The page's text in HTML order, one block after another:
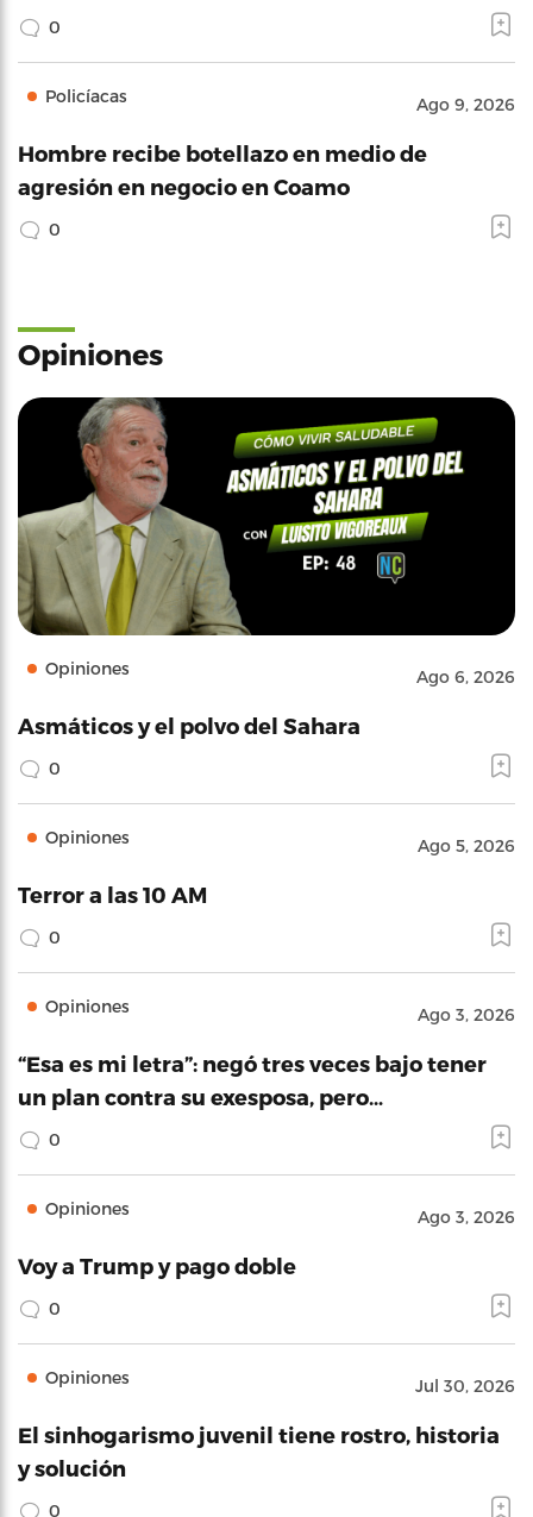
0
Policíacas Ago 9, 2026
Hombre recibe botellazo en medio de
agresión en negocio en Coamo
0
Opiniones
Opiniones Ago 6, 2026
Asmáticos y el polvo del Sahara
0
Opiniones Ago 5, 2026
Terror a las 10 AM
0
Opiniones Ago 3, 2026
“Esa es mi letra”: negó tres veces bajo tener
un plan contra su exesposa, pero…
0
Opiniones Ago 3, 2026
Voy a Trump y pago doble
0
Opiniones Jul 30, 2026
El sinhogarismo juvenil tiene rostro, historia
y solución
0